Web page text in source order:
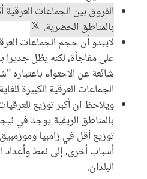
الفروق بين الجماعات العرقية
بالمناطق الحضرية.
لايبدو أن حجم الجماعات
على مفاجأة، لكنه يظل جديرا
شائعة عن الاحتواء
الجماعات العرقية الكبيرة
ويلاحظ أن أكبر توزيع
بالمناطق الريفية يوجد في
توزيع أقل في زامبيا
أسباب أخرى، إلى نمط وأعداد
البلدان.